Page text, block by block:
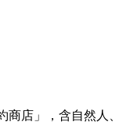
商店」，含自然人